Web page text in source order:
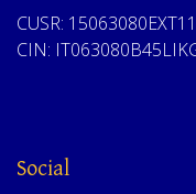
CUSR:
CIN:
Social